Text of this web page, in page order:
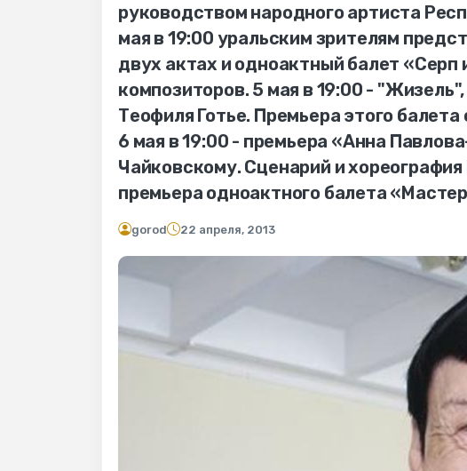
руководством народного артиста
мая в 19:00 уральским зрителям
двух актах и одноактный балет
композиторов. 5 мая в 19:00 -
Теофиля Готье. Премьера этого
6 мая в 19:00 - премьера «Анна
Чайковскому. Сценарий и
премьера одноактного балета
gorod 22 апреля, 2013